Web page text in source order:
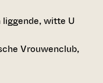
witte U
Vrouwenclub,